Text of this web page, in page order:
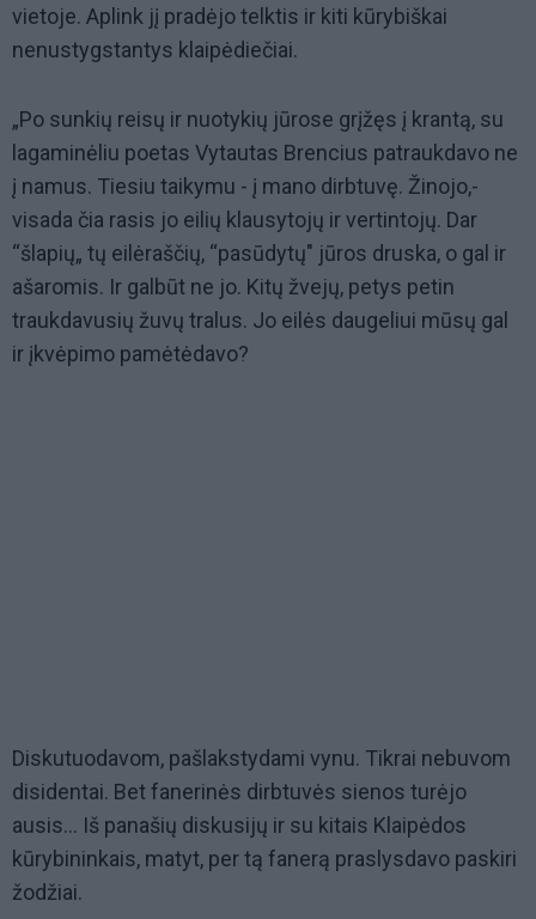
vietoje. Aplink jį pradėjo telktis ir kiti kūrybiškai
nenustygstantys klaipėdiečiai.
„Po sunkių reisų ir nuotykių jūrose grįžęs į krantą, su
lagaminėliu poetas Vytautas Brencius patraukdavo ne
į namus. Tiesiu taikymu - į mano dirbtuvę. Žinojo,-
visada čia rasis jo eilių klausytojų ir vertintojų. Dar
“šlapių„ tų eilėraščių, “pasūdytų" jūros druska, o gal ir
ašaromis. Ir galbūt ne jo. Kitų žvejų, petys petin
traukdavusių žuvų tralus. Jo eilės daugeliui mūsų gal
ir įkvėpimo pamėtėdavo?
Diskutuodavom, pašlakstydami vynu. Tikrai nebuvom
disidentai. Bet fanerinės dirbtuvės sienos turėjo
ausis... Iš panašių diskusijų ir su kitais Klaipėdos
kūrybininkais, matyt, per tą fanerą praslysdavo paskiri
žodžiai.